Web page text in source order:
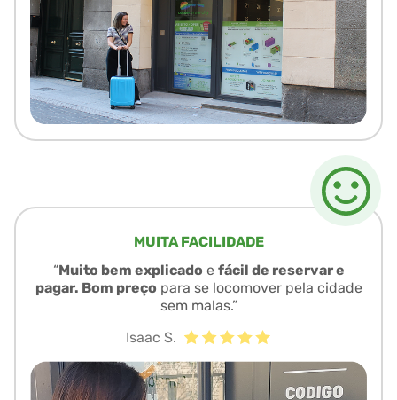
MUITA FACILIDADE
“Muito bem explicado e fácil de reservar e
pagar. Bom preço para se locomover pela cidade
sem malas.”
Isaac S.